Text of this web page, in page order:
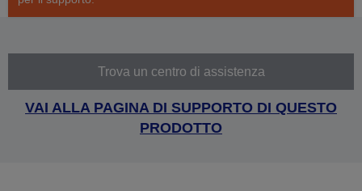
Trova un centro di assistenza
VAI ALLA PAGINA DI SUPPORTO DI QUESTO
PRODOTTO